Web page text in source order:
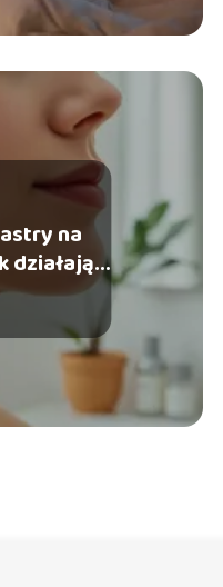
na
działają i